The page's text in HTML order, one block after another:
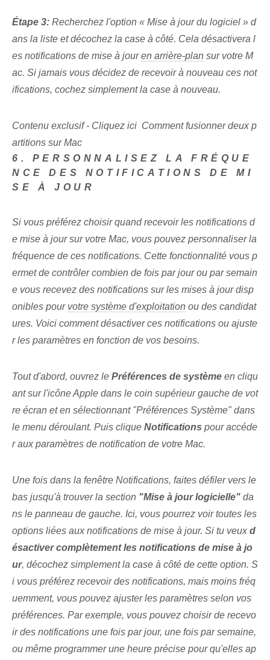
Étape 3: Recherchez l'option « Mise à jour du logiciel » d
ans la liste et décochez la case à côté. Cela désactivera l
es notifications de mise à jouren arrière-plan ⁢sur votre M
ac. Si jamais vous décidez de recevoir à nouveau ces not
ifications, cochez simplement la case à nouveau.
Contenu exclusif - Cliquez ici Comment fusionner deux p
artitions sur Mac
6. PERSONNALISEZ LA FRÉQUE
NCE DES NOTIFICATIONS DE MI
SE À JOUR
Si vous préférez choisir quand recevoir les notifications d
e mise à jour sur votre Mac, vous pouvez personnaliser la
fréquence de ces notifications. Cette fonctionnalité vous p
ermet de contrôler combien de fois par jour​ ou​ par semain
e⁢ vous recevez des notifications sur les mises à jour disp
onibles pour votre système d'exploitation ou des candidat
ures. Voici comment désactiver ces notifications ou ajuste
r les paramètres en fonction de vos besoins.
Tout d'abord, ouvrez le Préférences de système en cliqu
ant sur l'icône Apple dans le coin supérieur gauche de vot
re écran et en sélectionnant "Préférences Système" dans
le menu déroulant. Puis clique Notifications pour accéde
r aux paramètres de notification de votre Mac.
Une fois dans la fenêtre ⁣Notifications, faites défiler vers le
bas jusqu'à trouver la section "Mise à jour logicielle" da
ns le panneau de gauche. Ici, vous pourrez voir toutes⁤ les
options liées aux notifications de mise à jour⁢. Si tu veux d
ésactiver complètement les notifications de mise à jo
ur, décochez simplement la case à côté de cette option. S
i vous préférez recevoir des notifications, mais moins fréq
uemment, vous pouvez ajuster les paramètres selon vos
préférences. Par exemple, vous pouvez choisir de recevo
ir des notifications une fois par jour, une fois par semaine,
ou même programmer une heure précise pour qu'elles ap